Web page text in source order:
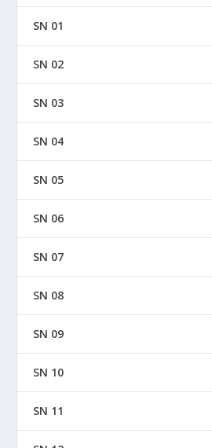
SN 01
SN 02
SN 03
SN 04
SN 05
SN 06
SN 07
SN 08
SN 09
SN 10
SN 11